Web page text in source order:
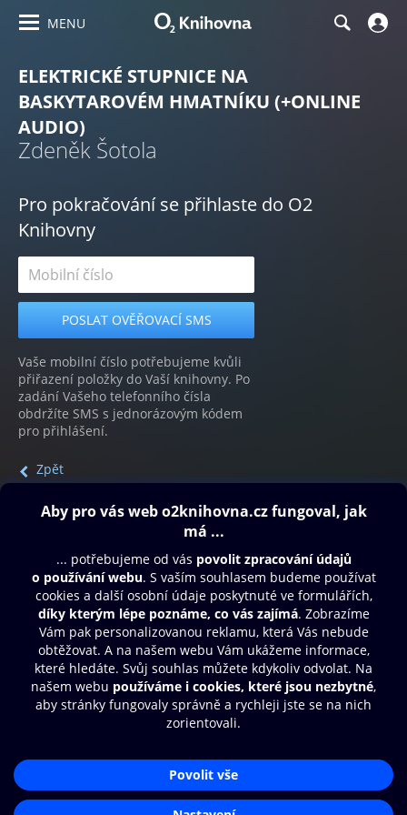
MENU
ELEKTRICKÉ STUPNICE NA
BASKYTAROVÉM HMATNÍKU (+ONLINE
AUDIO)
Zdeněk Šotola
Pro pokračování se přihlaste do O2
Knihovny
Vaše mobilní číslo potřebujeme kvůli
přiřazení položky do Vaší knihovny. Po
zadání Vašeho telefonního čísla
obdržíte SMS s jednorázovým kódem
pro přihlášení.
Zpět
Obsah ke stažení
Moje O2 Knihovna
Další zábava
© O2 Czech Republic a.s.
Přístupnost
Zásady zpracování osobních údajůAplikace O2 Knihovna